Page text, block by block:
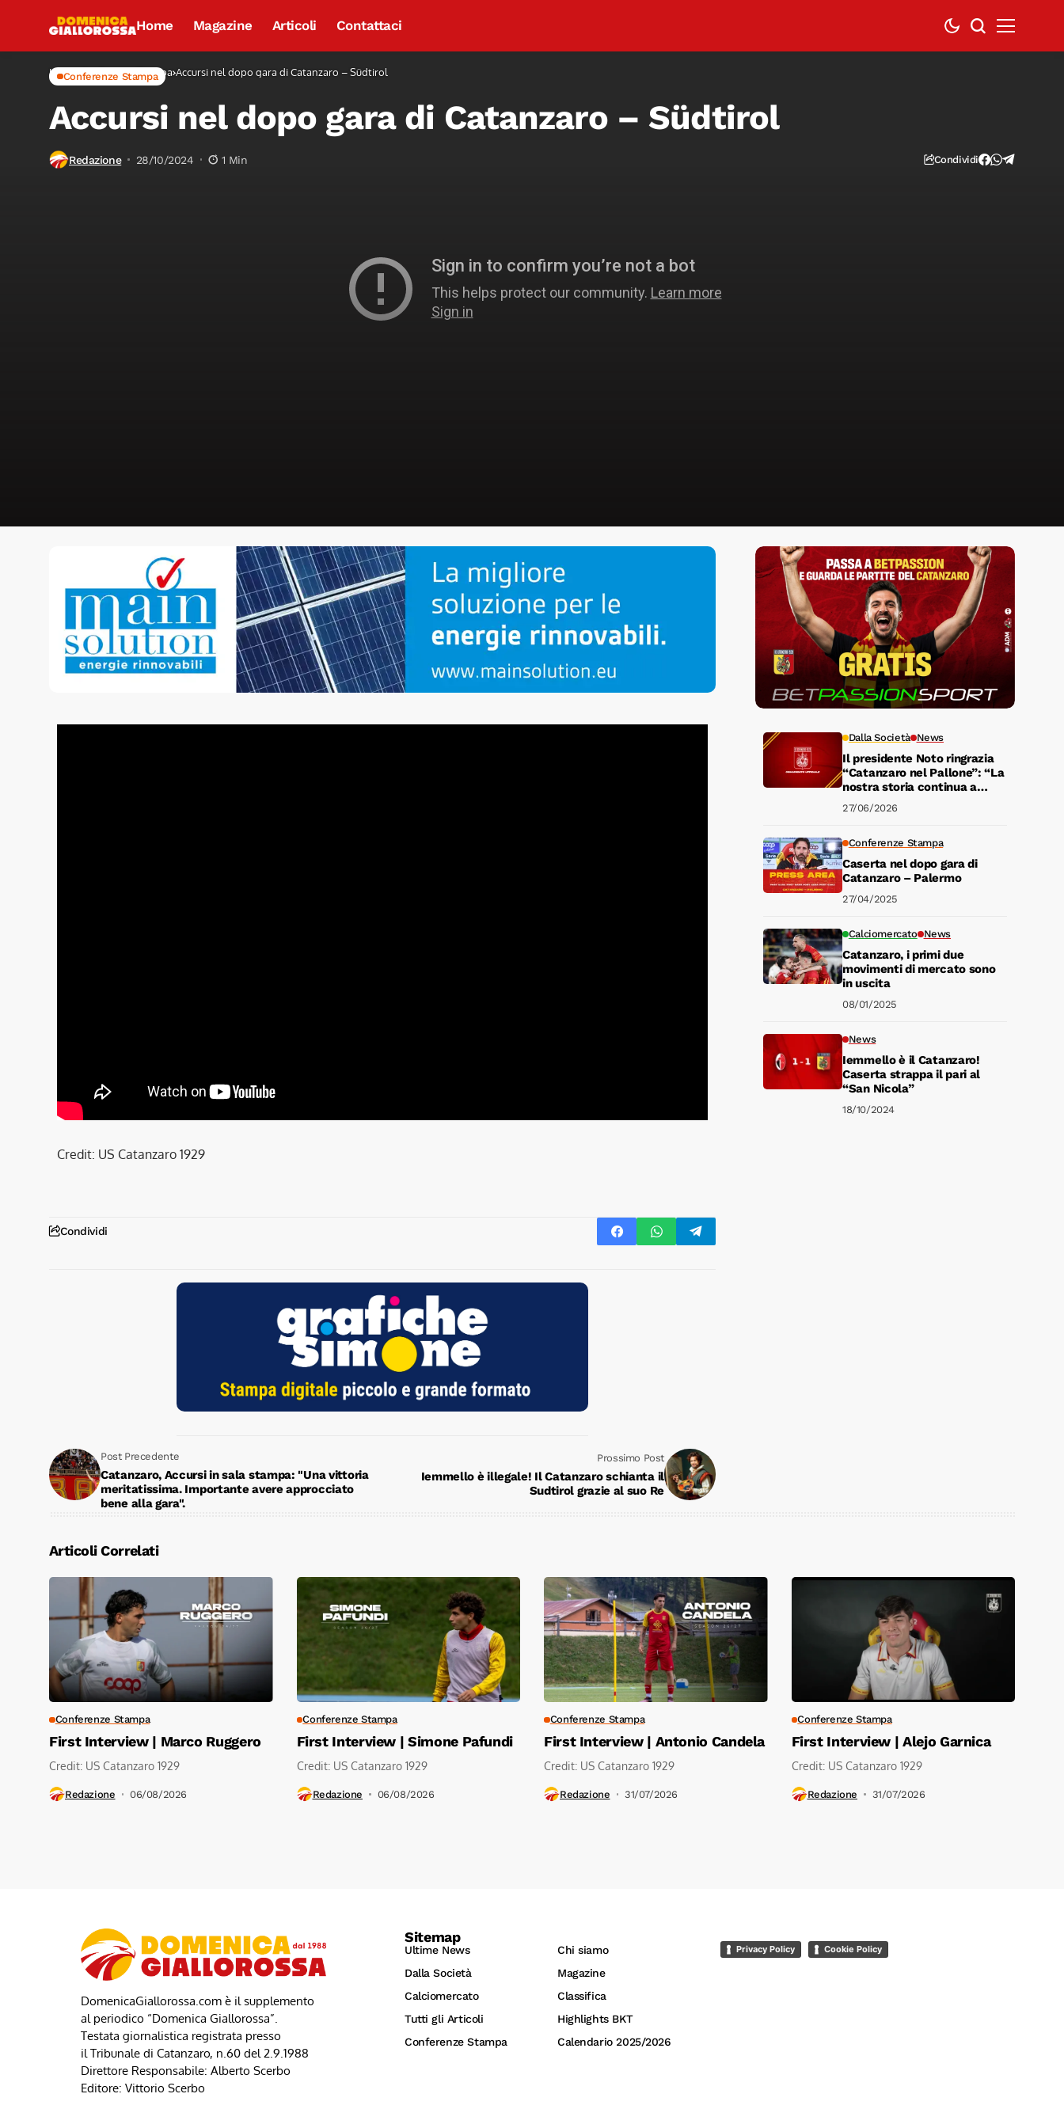
Home Magazine Articoli Contattaci
Home Conferenze Stampa Accursi nel dopo gara di Catanzaro – Südtirol
Conferenze Stampa
Accursi nel dopo gara di Catanzaro – Südtirol
Redazione 28/10/2024 1 Min Condividi
Credit: US Catanzaro 1929
Condividi
Post Precedente
Catanzaro, Accursi in sala stampa: "Una vittoria
meritatissima. Importante avere approcciato
bene alla gara".
Prossimo Post
Iemmello è illegale! Il Catanzaro schianta il
Sudtirol grazie al suo Re
Dalla Società News
Il presidente Noto ringrazia
“Catanzaro nel Pallone”: “La
nostra storia continua a
vivere”
27/06/2026
Conferenze Stampa
Caserta nel dopo gara di
Catanzaro – Palermo
27/04/2025
Calciomercato News
Catanzaro, i primi due
movimenti di mercato sono
in uscita
08/01/2025
News
Iemmello è il Catanzaro!
Caserta strappa il pari al
“San Nicola”
18/10/2024
Articoli Correlati
Conferenze Stampa
First Interview | Marco Ruggero
Credit: US Catanzaro 1929
Redazione 06/08/2026
Conferenze Stampa
First Interview | Simone Pafundi
Credit: US Catanzaro 1929
Redazione 06/08/2026
Conferenze Stampa
First Interview | Antonio Candela
Credit: US Catanzaro 1929
Redazione 31/07/2026
Conferenze Stampa
First Interview | Alejo Garnica
Credit: US Catanzaro 1929
Redazione 31/07/2026
DomenicaGiallorossa.com è il supplemento
al periodico “Domenica Giallorossa”.
Testata giornalistica registrata presso
il Tribunale di Catanzaro, n.60 del 2.9.1988
Direttore Responsabile: Alberto Scerbo
Editore: Vittorio Scerbo
Sitemap
Ultime News
Chi siamo
Dalla Società
Magazine
Calciomercato
Classifica
Tutti gli Articoli
Highlights BKT
Conferenze Stampa
Calendario 2025/2026
Privacy Policy Cookie Policy